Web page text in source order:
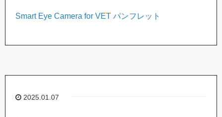
Smart Eye Camera for VET パンフレット
2025.01.07